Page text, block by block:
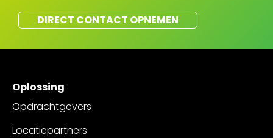
DIRECT CONTACT OPNEMEN
Oplossing
Opdrachtgevers
Locatiepartners